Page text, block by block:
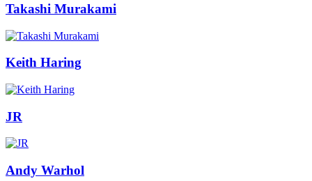
Takashi Murakami
Keith Haring
JR
Andy Warhol